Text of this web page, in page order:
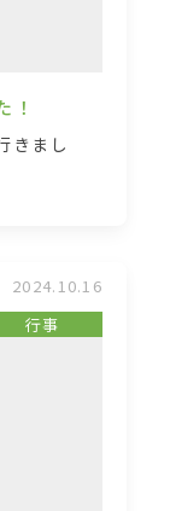
！
きまし
2024.10.16
行事